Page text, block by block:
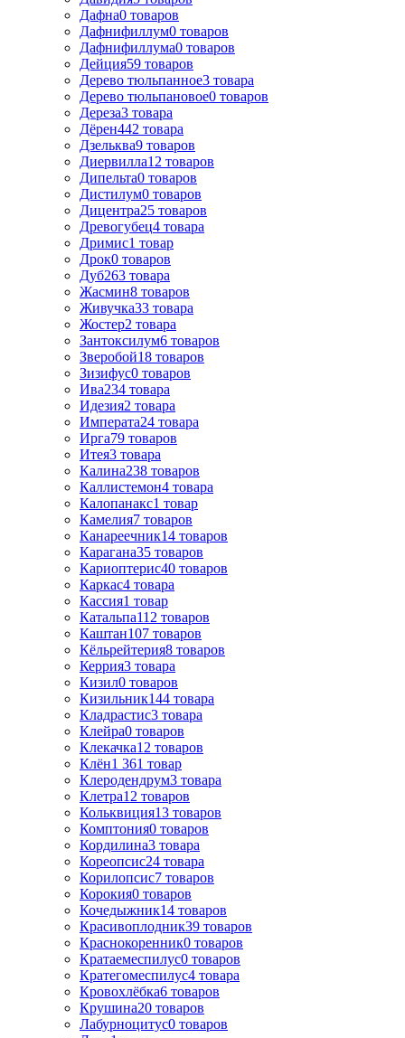
Дафна0 товаров
Дафнифиллум0 товаров
Дафнифиллума0 товаров
Дейция59 товаров
Дерево тюльпанное3 товара
Дерево тюльпановое0 товаров
Дереза3 товара
Дёрен442 товара
Дзельква9 товаров
Диервилла12 товаров
Дипельта0 товаров
Дистилум0 товаров
Дицентра25 товаров
Древогубец4 товара
Дримис1 товар
Дрок0 товаров
Дуб263 товара
Жасмин8 товаров
Живучка33 товара
Жостер2 товара
Зантоксилум6 товаров
Зверобой18 товаров
Зизифус0 товаров
Ива234 товара
Идезия2 товара
Императа24 товара
Ирга79 товаров
Итея3 товара
Калина238 товаров
Каллистемон4 товара
Калопанакс1 товар
Камелия7 товаров
Канареечник14 товаров
Карагана35 товаров
Кариоптерис40 товаров
Каркас4 товара
Кассия1 товар
Катальпа112 товаров
Каштан107 товаров
Кёльрейтерия8 товаров
Керрия3 товара
Кизил0 товаров
Кизильник144 товара
Кладрастис3 товара
Клейра0 товаров
Клекачка12 товаров
Клён1 361 товар
Клеродендрум3 товара
Клетра12 товаров
Кольквиция13 товаров
Комптония0 товаров
Кордилина3 товара
Кореопсис24 товара
Корилопсис7 товаров
Корокия0 товаров
Кочедыжник14 товаров
Красивоплодник39 товаров
Краснокоренник0 товаров
Кратаемеспилус0 товаров
Кратегомеспилус4 товара
Кровохлёбка6 товаров
Крушина20 товаров
Лабурноцитус0 товаров